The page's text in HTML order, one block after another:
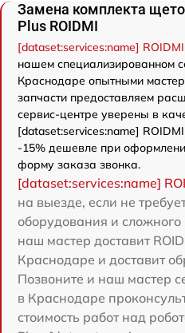
Замена комплекта
Plus ROIDMI
[dataset:services:name]
нашем специализированном
Краснодаре опытными
запчасти предоставляем
сервис-центре уверены в
[dataset:services:name]
-15% дешевле при
форму заказа звонка.
[dataset:services:name]
на выезде, если не
оборудования и
наш мастер доставит
Краснодаре и доставит
Позвоните и наш мастер
в Краснодаре
стоимость работ над